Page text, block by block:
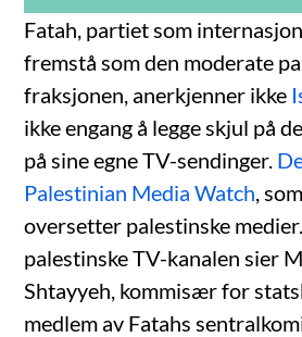
Fatah, partiet som
fremstå som den moderate
fraksjonen, anerkjenner ikke
ikke engang å legge skjul på
på sine egne TV-sendinger.
Palestinian Media Watch ,
oversetter palestinske
palestinske TV-kanalen sier
Shtayyeh, kommisær for
medlem av Fatahs